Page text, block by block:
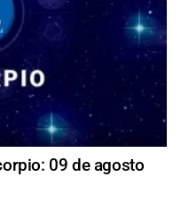
09 de agosto